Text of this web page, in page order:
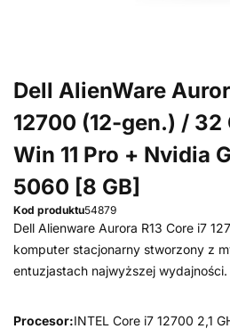
Dell AlienWare
12700 (12-gen.) / 32
Win 11 Pro + Nvidia
5060 [8 GB]
Kod produktu54879
Dell Alienware Aurora R13 Core i7
komputer stacjonarny stworzony z
entuzjastach najwyższej wydajności.
Procesor:INTEL Core i7 12700 2,1